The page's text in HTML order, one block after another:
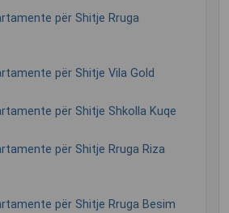
për Shitje Rruga
për Shitje Vila Gold
për Shitje Shkolla Kuqe
për Shitje Rruga Riza
për Shitje Rruga Besim